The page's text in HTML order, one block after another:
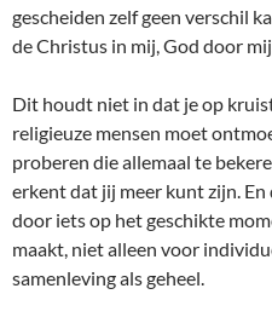
gescheiden zelf geen verschil
de Christus in mij, God door
Dit houdt niet in dat je op
religieuze mensen moet
proberen die allemaal te
erkent dat jij meer kunt zijn.
door iets op het geschikte
maakt, niet alleen voor
samenleving als geheel.